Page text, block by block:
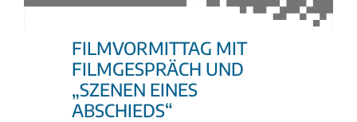
FILMVORMITTAG MIT
FILMGESPRÄCH UND
„SZENEN EINES
ABSCHIEDS“